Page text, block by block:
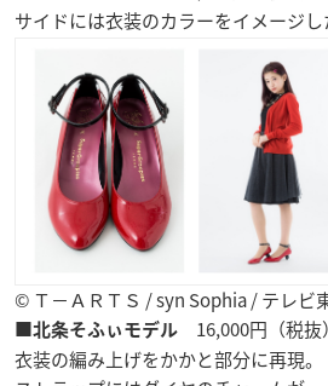
サイドには衣装のカラーをイメージし
© Ｔ−ＡＲＴＳ / syn Sophia / テレビ
■北条そふぃモデル
16,000円（税抜）
衣装の編み上げをかかと部分に再現。